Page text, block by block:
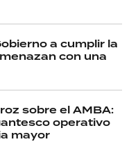
a cumplir la
con una
sobre el AMBA:
operativo
mayor